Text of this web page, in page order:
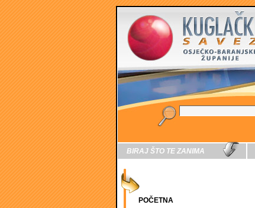
BIRAJ ŠTO TE ZANIMA
POČETNA